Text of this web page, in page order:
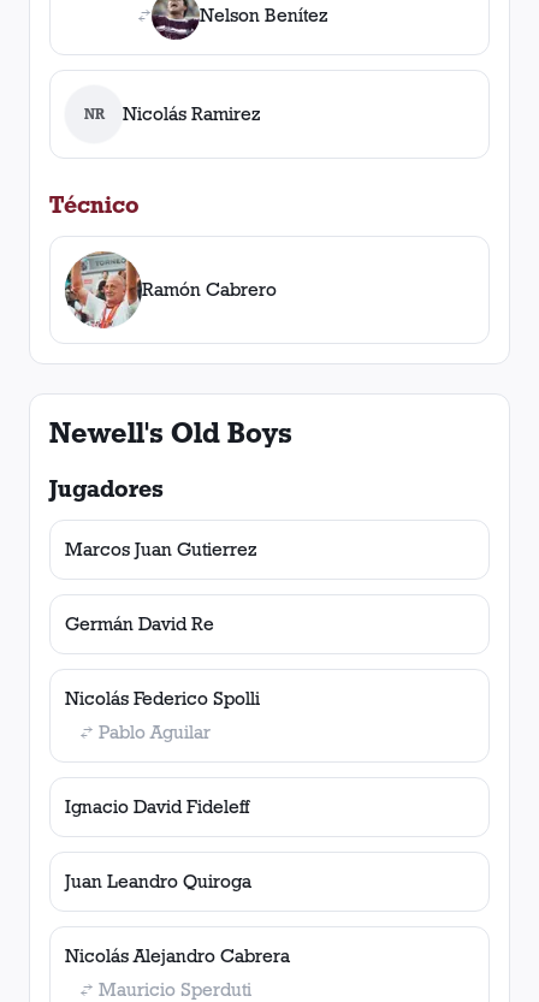
Nelson Benítez
NR Nicolás Ramirez
Técnico
Ramón Cabrero
Newell's Old Boys
Jugadores
Marcos Juan Gutierrez
Germán David Re
Nicolás Federico Spolli
Pablo Aguilar
Ignacio David Fideleff
Juan Leandro Quiroga
Nicolás Alejandro Cabrera
Mauricio Sperduti